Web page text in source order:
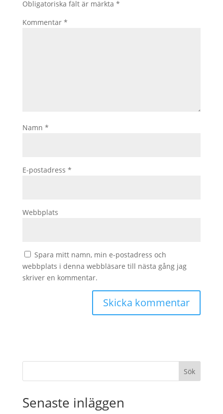
Obligatoriska fält är märkta *
Kommentar *
Namn *
E-postadress *
Webbplats
Spara mitt namn, min e-postadress och
webbplats i denna webbläsare till nästa gång jag
skriver en kommentar.
Sök
Senaste inläggen